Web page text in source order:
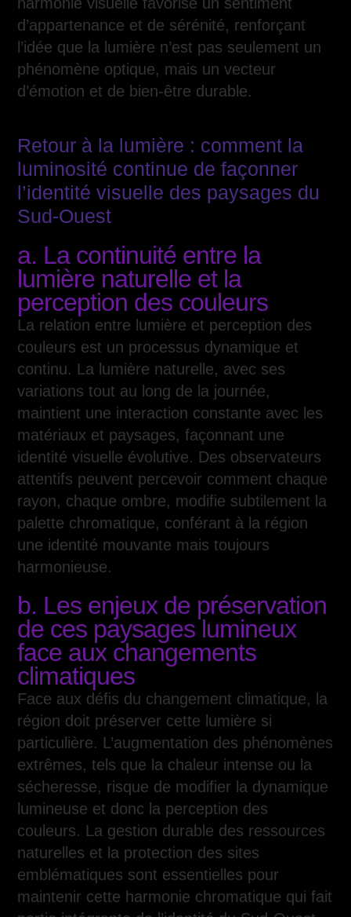
d’appartenance et de sérénité, renforçant
l’idée que la lumière n’est pas seulement un
phénomène optique, mais un vecteur
d’émotion et de bien-être durable.
Retour à la lumière : comment la
luminosité continue de façonner
l’identité visuelle des paysages du
Sud-Ouest
a. La continuité entre la
lumière naturelle et la
perception des couleurs
La relation entre lumière et perception des
couleurs est un processus dynamique et
continu. La lumière naturelle, avec ses
variations tout au long de la journée,
maintient une interaction constante avec les
matériaux et paysages, façonnant une
identité visuelle évolutive. Des observateurs
attentifs peuvent percevoir comment chaque
rayon, chaque ombre, modifie subtilement la
palette chromatique, conférant à la région
une identité mouvante mais toujours
harmonieuse.
b. Les enjeux de préservation
de ces paysages lumineux
face aux changements
climatiques
Face aux défis du changement climatique, la
région doit préserver cette lumière si
particulière. L’augmentation des phénomènes
extrêmes, tels que la chaleur intense ou la
sécheresse, risque de modifier la dynamique
lumineuse et donc la perception des
couleurs. La gestion durable des ressources
naturelles et la protection des sites
emblématiques sont essentielles pour
maintenir cette harmonie chromatique qui fait